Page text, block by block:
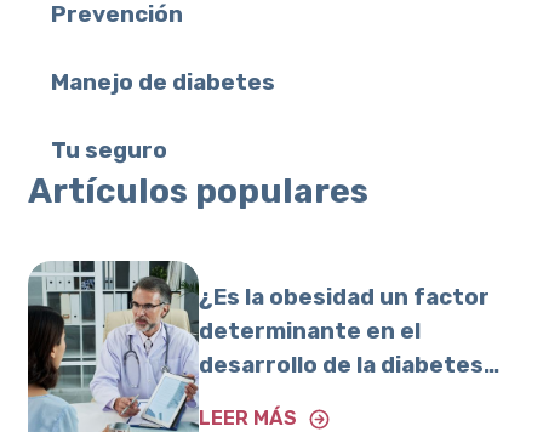
Prevención
Manejo de diabetes
Tu seguro
Artículos populares
¿Es la obesidad un factor
determinante en el
desarrollo de la diabetes
tipo 2?
LEER MÁS